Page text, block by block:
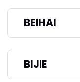
BEIHAI
BIJIE